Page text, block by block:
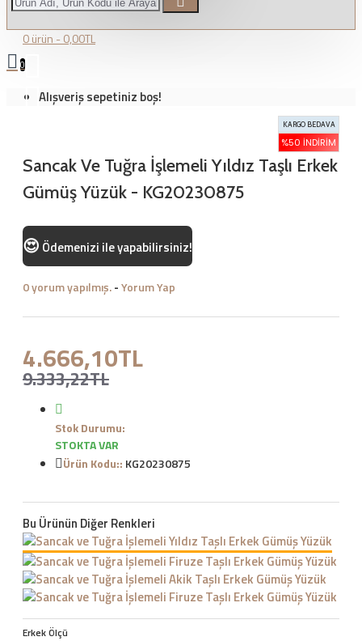
0 ürün - 0,00TL
0
Alışveriş sepetiniz boş!
KARGO BEDAVA
%50 İNDIRIM
Sancak Ve Tuğra İşlemeli Yıldız Taşlı Erkek
Gümüş Yüzük - KG20230875
😍 Ödemenizi ile yapabilirsiniz!
0 yorum yapılmış.-Yorum Yap
4.666,10TL
9.333,22TL
Stok Durumu:
STOKTA VAR
Ürün Kodu:: KG20230875
Bu Ürünün Diğer Renkleri
Erkek Ölçü